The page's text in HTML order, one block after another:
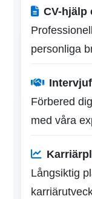
CV-hjälp
personliga
Förbered
med våra
Långsiktig